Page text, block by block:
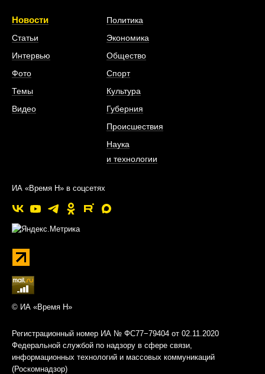
Новости
Статьи
Интервью
Фото
Темы
Видео
Политика
Экономика
Общество
Спорт
Культура
Губерния
Происшествия
Наука
и технологии
ИА «Время Н» в соцсетях
© ИА «Время Н»
Регистрационный номер ИА № ФС77−79404 от 02.11.2020
Федеральной службой по надзору в сфере связи,
информационных технологий и массовых коммуникаций
(Роскомнадзор)